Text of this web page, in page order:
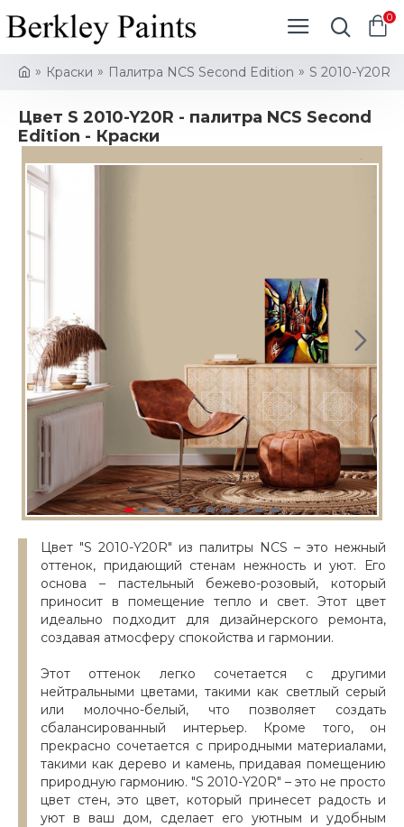
0
Краски Палитра NCS Second Edition S 2010-Y20R
Цвет S 2010-Y20R - палитра NCS Second
Edition - Краски
Цвет "S 2010-Y20R" из палитры NCS – это нежный
оттенок, придающий стенам нежность и уют. Его
основа – пастельный бежево-розовый, который
приносит в помещение тепло и свет. Этот цвет
идеально подходит для дизайнерского ремонта,
создавая атмосферу спокойства и гармонии.
Этот оттенок легко сочетается с другими
нейтральными цветами, такими как светлый серый
или молочно-белый, что позволяет создать
сбалансированный интерьер. Кроме того, он
прекрасно сочетается с природными материалами,
такими как дерево и камень, придавая помещению
природную гармонию. "S 2010-Y20R" – это не просто
цвет стен, это цвет, который принесет радость и
уют в ваш дом, сделает его уютным и удобным